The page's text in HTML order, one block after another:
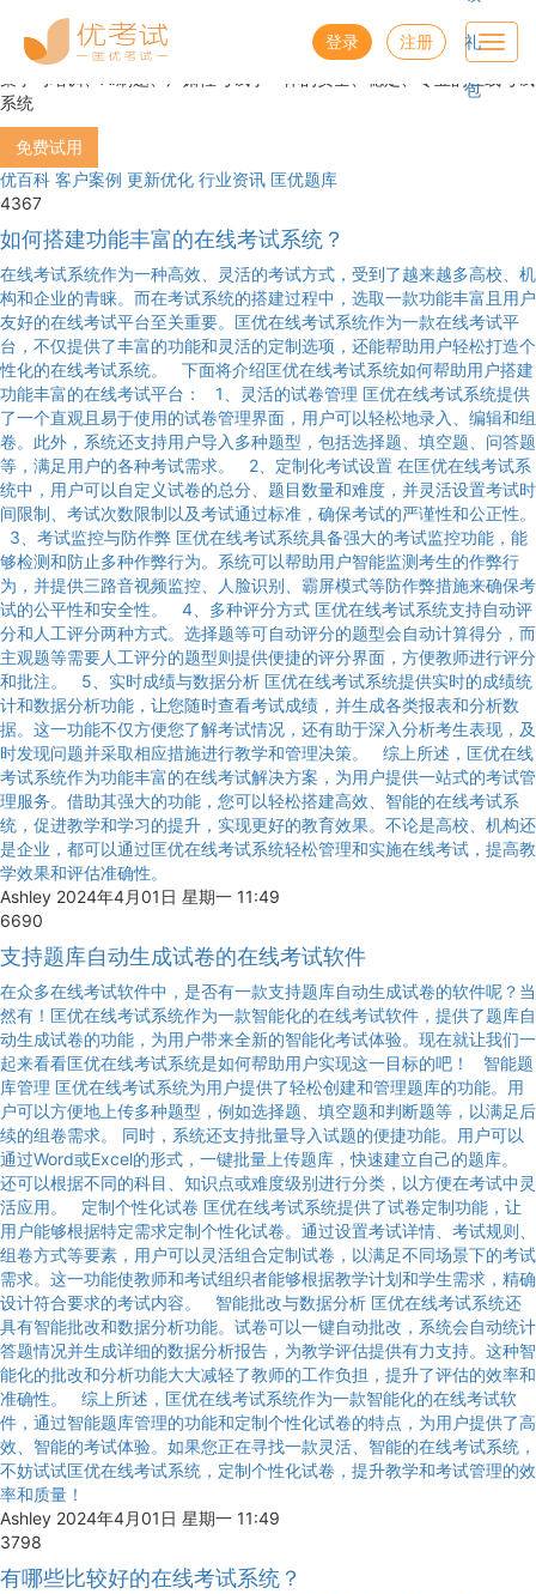
登录 注册 礼
包
安全稳定专业的在线考试系统
集学习培训、AI刷题、严肃性考试于一体的安全、稳定、专业的在线考试
系统
免费试用
优百科 客户案例 更新优化 行业资讯 匡优题库
4367
如何搭建功能丰富的在线考试系统？
在线考试系统作为一种高效、灵活的考试方式，受到了越来越多高校、机
构和企业的青睐。而在考试系统的搭建过程中，选取一款功能丰富且用户
友好的在线考试平台至关重要。匡优在线考试系统作为一款在线考试平
台，不仅提供了丰富的功能和灵活的定制选项，还能帮助用户轻松打造个
性化的在线考试系统。 下面将介绍匡优在线考试系统如何帮助用户搭建
功能丰富的在线考试平台： 1、灵活的试卷管理 匡优在线考试系统提供
了一个直观且易于使用的试卷管理界面，用户可以轻松地录入、编辑和组
卷。此外，系统还支持用户导入多种题型，包括选择题、填空题、问答题
等，满足用户的各种考试需求。 2、定制化考试设置 在匡优在线考试系
统中，用户可以自定义试卷的总分、题目数量和难度，并灵活设置考试时
间限制、考试次数限制以及考试通过标准，确保考试的严谨性和公正性。
3、考试监控与防作弊 匡优在线考试系统具备强大的考试监控功能，能
够检测和防止多种作弊行为。系统可以帮助用户智能监测考生的作弊行
为，并提供三路音视频监控、人脸识别、霸屏模式等防作弊措施来确保考
试的公平性和安全性。 4、多种评分方式 匡优在线考试系统支持自动评
分和人工评分两种方式。选择题等可自动评分的题型会自动计算得分，而
主观题等需要人工评分的题型则提供便捷的评分界面，方便教师进行评分
和批注。 5、实时成绩与数据分析 匡优在线考试系统提供实时的成绩统
计和数据分析功能，让您随时查看考试成绩，并生成各类报表和分析数
据。这一功能不仅方便您了解考试情况，还有助于深入分析考生表现，及
时发现问题并采取相应措施进行教学和管理决策。 综上所述，匡优在线
考试系统作为功能丰富的在线考试解决方案，为用户提供一站式的考试管
理服务。借助其强大的功能，您可以轻松搭建高效、智能的在线考试系
统，促进教学和学习的提升，实现更好的教育效果。不论是高校、机构还
是企业，都可以通过匡优在线考试系统轻松管理和实施在线考试，提高教
学效果和评估准确性。
Ashley 2024年4月01日 星期一 11:49
6690
支持题库自动生成试卷的在线考试软件
在众多在线考试软件中，是否有一款支持题库自动生成试卷的软件呢？当
然有！匡优在线考试系统作为一款智能化的在线考试软件，提供了题库自
动生成试卷的功能，为用户带来全新的智能化考试体验。现在就让我们一
起来看看匡优在线考试系统是如何帮助用户实现这一目标的吧！ 智能题
库管理 匡优在线考试系统为用户提供了轻松创建和管理题库的功能。用
户可以方便地上传多种题型，例如选择题、填空题和判断题等，以满足后
续的组卷需求。 同时，系统还支持批量导入试题的便捷功能。用户可以
通过Word或Excel的形式，一键批量上传题库，快速建立自己的题库。
还可以根据不同的科目、知识点或难度级别进行分类，以方便在考试中灵
活应用。 定制个性化试卷 匡优在线考试系统提供了试卷定制功能，让
用户能够根据特定需求定制个性化试卷。通过设置考试详情、考试规则、
组卷方式等要素，用户可以灵活组合定制试卷，以满足不同场景下的考试
需求。这一功能使教师和考试组织者能够根据教学计划和学生需求，精确
设计符合要求的考试内容。 智能批改与数据分析 匡优在线考试系统还
具有智能批改和数据分析功能。试卷可以一键自动批改，系统会自动统计
答题情况并生成详细的数据分析报告，为教学评估提供有力支持。这种智
能化的批改和分析功能大大减轻了教师的工作负担，提升了评估的效率和
准确性。 综上所述，匡优在线考试系统作为一款智能化的在线考试软
件，通过智能题库管理的功能和定制个性化试卷的特点，为用户提供了高
效、智能的考试体验。如果您正在寻找一款灵活、智能的在线考试系统，
不妨试试匡优在线考试系统，定制个性化试卷，提升教学和考试管理的效
率和质量！
Ashley 2024年4月01日 星期一 11:49
3798
有哪些比较好的在线考试系统？